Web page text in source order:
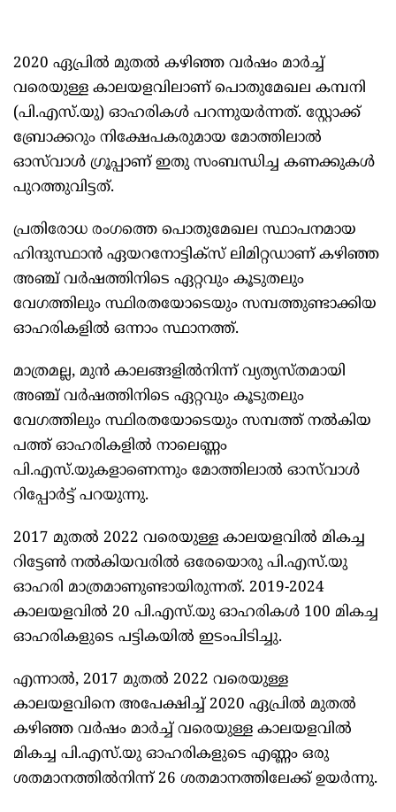
2020 ഏപ്രിൽ മുതൽ കഴിഞ്ഞ വർഷം മാർച്ച്
വരെയുള്ള കാലയളവിലാണ് പൊതുമേഖല കമ്പനി
(പി.എസ്.യു) ഓഹരികൾ പറന്നുയർന്നത്. സ്റ്റോക്ക്
ബ്രോക്കറും നിക്ഷേപകരുമായ മോത്തിലാൽ
ഓസ്‍വാൾ ഗ്രൂപ്പാണ് ഇതു സംബന്ധിച്ച കണക്കുകൾ
പുറത്തുവിട്ടത്.
പ്രതിരോധ രംഗത്തെ പൊതുമേഖല സ്ഥാപനമായ
ഹിന്ദുസ്ഥാൻ ഏയറനോട്ടിക്സ് ലിമിറ്റഡാണ് കഴിഞ്ഞ
അഞ്ച് വർഷത്തിനിടെ ഏറ്റവും കൂടുതലും
വേഗത്തിലും സ്ഥിരതയോടെയും സമ്പത്തുണ്ടാക്കിയ
ഓഹരികളിൽ ഒന്നാം സ്ഥാനത്ത്.
മാത്രമല്ല, മുൻ കാലങ്ങളിൽനിന്ന് വ്യത്യസ്തമായി
അഞ്ച് വർഷത്തിനിടെ ഏറ്റവും കൂടുതലും
വേഗത്തിലും സ്ഥിരതയോടെയും സമ്പത്ത് നൽകിയ
പത്ത് ഓഹരികളിൽ നാലെണ്ണം
പി.എസ്.യുകളാണെന്നും മോത്തിലാൽ ഓസ്‍വാൾ
റിപ്പോർട്ട് പറയുന്നു.
2017 മുതൽ 2022 വരെയുള്ള കാലയളവിൽ മികച്ച
റിട്ടേൺ നൽകിയവരിൽ ഒരേയൊരു പി.എസ്.യു
ഓഹരി മാത്രമാണുണ്ടായിരുന്നത്. 2019-2024
കാലയളവിൽ 20 പി.എസ്.യു ഓഹരികൾ 100 മികച്ച
ഓഹരികളുടെ പട്ടികയിൽ ഇടംപിടിച്ചു.
എന്നാൽ, 2017 മുതൽ 2022 വരെയുള്ള
കാലയളവിനെ അപേക്ഷിച്ച് 2020 ഏപ്രിൽ മുതൽ
കഴിഞ്ഞ വർഷം മാർച്ച് വരെയുള്ള കാലയളവിൽ
മികച്ച പി.എസ്.യു ഓഹരികളുടെ എണ്ണം ഒരു
ശതമാനത്തിൽനിന്ന് 26 ശതമാനത്തിലേക്ക് ഉയർന്നു.